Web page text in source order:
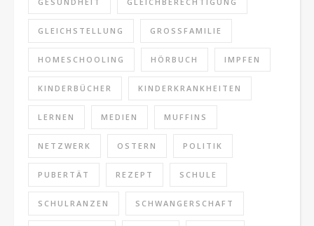
GLEICHSTELLUNG GROSSFAMILIE
HOMESCHOOLING HÖRBUCH IMPFEN
KINDERBÜCHER KINDERKRANKHEITEN
LERNEN MEDIEN MUFFINS
NETZWERK OSTERN POLITIK
PUBERTÄT REZEPT SCHULE
SCHULRANZEN SCHWANGERSCHAFT